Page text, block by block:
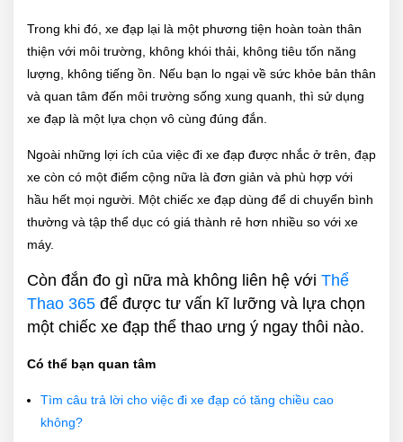
Trong khi đó, xe đạp lại là một phương tiện hoàn toàn thân
thiện với môi trường, không khói thải, không tiêu tốn năng
lượng, không tiếng ồn. Nếu bạn lo ngại về sức khỏe bản thân
và quan tâm đến môi trường sống xung quanh, thì sử dụng
xe đạp là một lựa chọn vô cùng đúng đắn.
Ngoài những lợi ích của việc đi xe đạp được nhắc ở trên, đạp
xe còn có một điểm cộng nữa là đơn giản và phù hợp với
hầu hết mọi người. Một chiếc xe đạp dùng để di chuyển bình
thường và tập thể dục có giá thành rẻ hơn nhiều so với xe
máy.
Còn đắn đo gì nữa mà không liên hệ với Thể
Thao 365 để được tư vấn kĩ lưỡng và lựa chọn
một chiếc xe đạp thể thao ưng ý ngay thôi nào.
Có thể bạn quan tâm
Tìm câu trả lời cho việc đi xe đạp có tăng chiều cao
không?